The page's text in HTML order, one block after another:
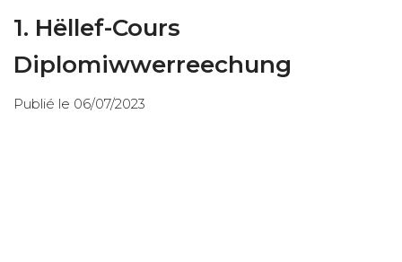
1. Hëllef-Cours
Diplomiwwerreechung
Publié le 06/07/2023